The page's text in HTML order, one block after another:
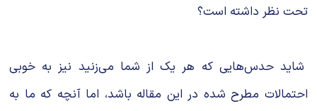
تحت نظر داشته است؟
شاید حدس‌هایی که هر یک از شما می‌زنید نیز به خوبی
احتمالات مطرح شده در این مقاله باشد، اما آنچه که ما به